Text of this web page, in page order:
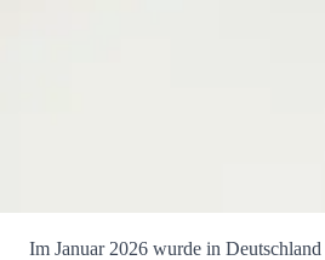
Im Januar 2026 wurde in